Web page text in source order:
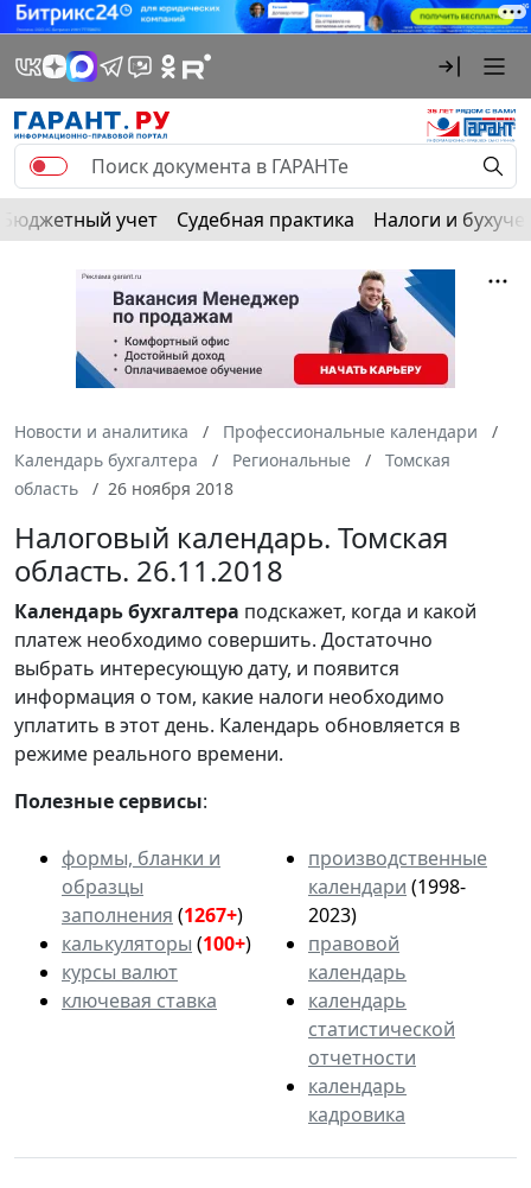
Бюджетный учет Судебная практика Налоги и
Новости и аналитика
Профессиональные календари
Календарь бухгалтера
Региональные
Томская
область
26 ноября 2018
Налоговый календарь. Томская
область. 26.11.2018
Календарьбухгалтера подскажет, когда и какой
платеж необходимо совершить. Достаточно
выбрать интересующую дату, и появится
информация о том, какие налоги необходимо
уплатить в этот день. Календарь обновляется в
режиме реального времени.
Полезные сервисы:
формы, бланки и
образцы
заполнения (1267+)
калькуляторы (100+)
курсы валют
ключевая ставка
производственные
календари (1998-
2023)
правовой
календарь
календарь
статистической
отчетности
календарь
кадровика